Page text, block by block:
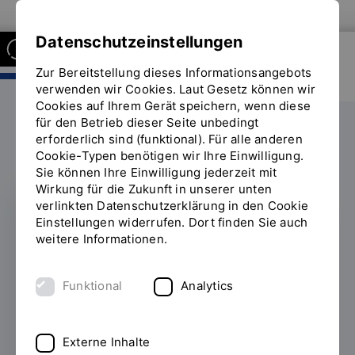
FAKULTÄT INFORMATIK UND
MATHEMATIK
Sie
befinden
sich
auf
der
Seite
"News-
Labore ReMIC News
KÜNSTLICHE INTELLIGENZ
CARS 2025: KI-
Forschung aus
Regensburg mit
Datenschutzeinstellungen
Zur Bereitstellung dieses Informationsangebots
verwenden wir Cookies. Laut Gesetz können wir
Cookies auf Ihrem Gerät speichern, wenn diese
für den Betrieb dieser Seite unbedingt
erforderlich sind (funktional). Für alle anderen
Cookie-Typen benötigen wir Ihre Einwilligung.
Sie können Ihre Einwilligung jederzeit mit
Wirkung für die Zukunft in unserer unten
verlinkten Datenschutzerklärung in den Cookie
Einstellungen widerrufen. Dort finden Sie auch
weitere Informationen.
Funktional Analytics
Externe Inhalte